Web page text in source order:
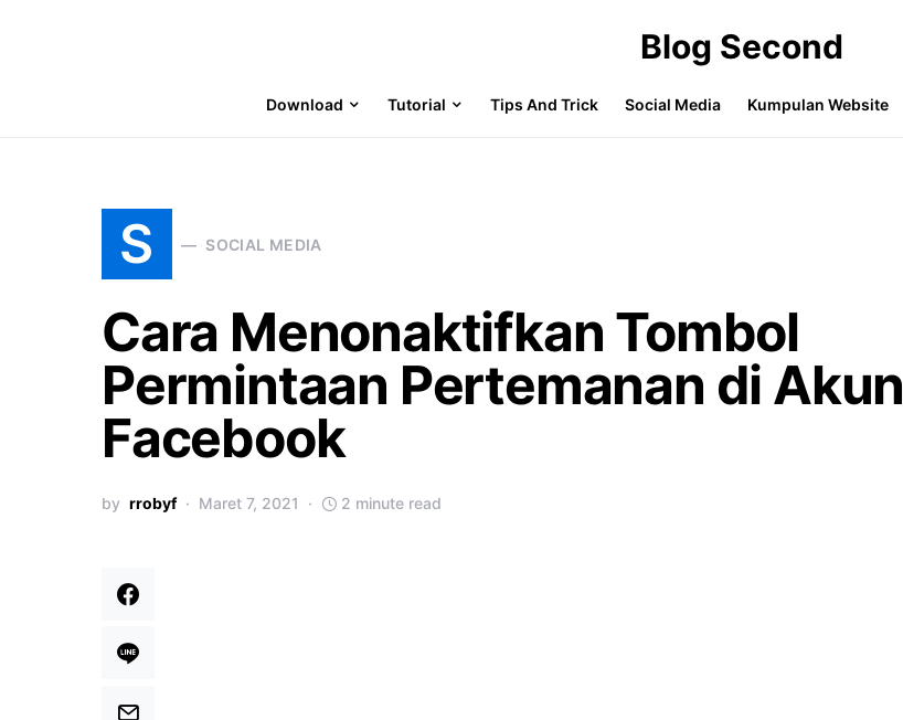
Blog Second
Download Tutorial Tips And Trick Social Media Kumpulan Website
S SOCIAL MEDIA
Cara Menonaktifkan Tombol
Permintaan Pertemanan di Akun
Facebook
by rrobyf Maret 7, 2021 2 minute read